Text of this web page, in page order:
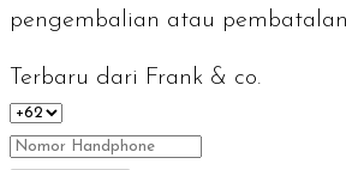
pengembalian atau
Terbaru dari Frank & co.